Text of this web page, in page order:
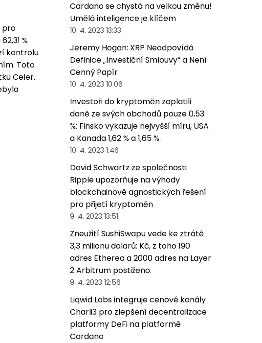
pro
%
kontrolu
Toto
Celer.
Cardano se chystá na velkou změnu!
Umělá inteligence je klíčem
10. 4. 2023 13:33
Jeremy Hogan: XRP Neodpovídá
Definice „Investiční Smlouvy“ a Není
Cenný Papír
10. 4. 2023 10:06
Investoři do kryptoměn zaplatili
daně ze svých obchodů pouze 0,53
%: Finsko vykazuje nejvyšší míru, USA
a Kanada 1,62 % a 1,65 %.
10. 4. 2023 1:46
David Schwartz ze společnosti
Ripple upozorňuje na výhody
blockchainově agnostických řešení
pro přijetí kryptoměn
9. 4. 2023 13:51
Zneužití SushiSwapu vede ke ztrátě
3,3 milionu dolarů: Kč, z toho 190
adres Etherea a 2000 adres na Layer
2 Arbitrum postiženo.
9. 4. 2023 12:56
Liqwid Labs integruje cenové kanály
Charli3 pro zlepšení decentralizace
platformy DeFi na platformě
Cardano